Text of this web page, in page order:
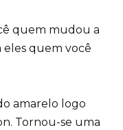
quem mudou a
eles quem você
amarelo logo
Tornou-se uma